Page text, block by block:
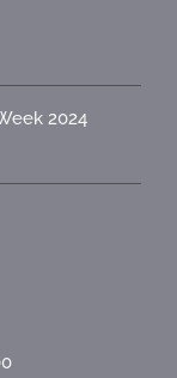
2024